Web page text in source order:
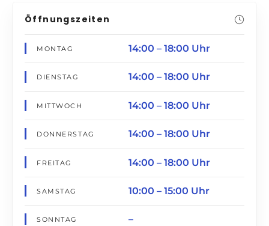
Öffnungszeiten
MONTAG 14:00 – 18:00 Uhr
DIENSTAG 14:00 – 18:00 Uhr
MITTWOCH 14:00 – 18:00 Uhr
DONNERSTAG 14:00 – 18:00 Uhr
FREITAG 14:00 – 18:00 Uhr
SAMSTAG 10:00 – 15:00 Uhr
SONNTAG –